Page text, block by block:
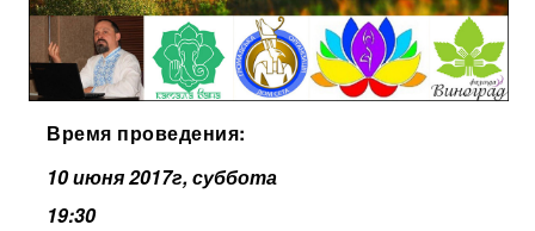
Время проведения:
10 июня 2017г, суббота
19:30